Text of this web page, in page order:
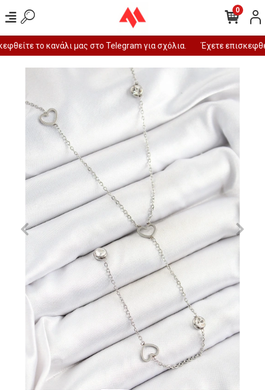
το κανάλι μας στο Telegram για σχόλια. Έχετε
0